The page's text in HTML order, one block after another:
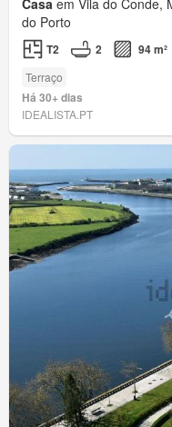
Casa em Vila do Conde,
do Porto
T2 2 94 m²
Terraço
Há 30+ dias
IDEALISTA.PT